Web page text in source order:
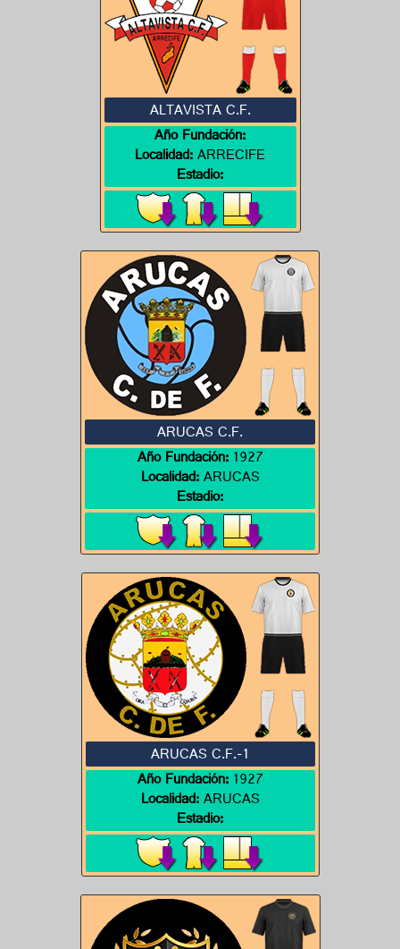
ALTAVISTA C.F.
Año Fundación:
Localidad:ARRECIFE
Estadio:
ARUCAS C.F.
Año Fundación:1927
Localidad:ARUCAS
Estadio:
ARUCAS C.F.-1
Año Fundación:1927
Localidad:ARUCAS
Estadio: